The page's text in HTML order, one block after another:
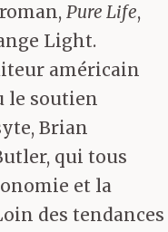
Pure Life,
Light.
américain
le soutien
Brian
qui tous
et la
des tendances